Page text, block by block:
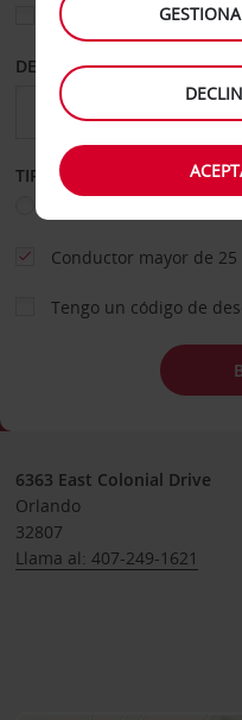
Elegir otra oficina de
DESDE
TIPO DE ALQUILER
Conductor mayor de 25
Tengo un código de
6363 East Colonial Drive
Orlando
32807
Llama al: 407-249-1621